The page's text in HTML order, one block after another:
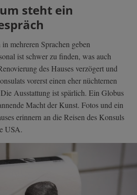
steht ein
mehreren Sprachen geben
ist schwer zu finden, was auch
des Hauses verzögert und
vorerst einen eher nüchternen
Ausstattung ist spärlich. Ein Globus
Macht der Kunst. Fotos und ein
erinnern an die Reisen des Konsuls
USA.